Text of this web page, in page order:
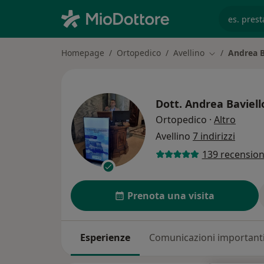
Homepage Ortopedico Avellino Cambia città
Andrea
Dott. Andrea
Ortopedico · Altro
Avellino 7 indirizzi
139
Prenota una visita
Esperienze Comunicazioni importanti